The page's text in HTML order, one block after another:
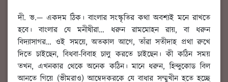
দী. ভ.— একদম ঠিক। বাংলার সংস্কৃতির কথা অবশ্যই মনে রাখতে
হবে। বাংলার যে মনীষীরা… ধরুন রামমোহন রায়, বা ধরুন
বিদ্যাসাগর… ওই সময়ে, অতকাল আগে, তাঁরা সতীদাহ প্রথা রুখে
দিতে চাইছেন, বিধবা-বিবাহ চালু করতে চাইছেন। কী কঠিন সময়
তখন, এখনকার থেকে অনেক কঠিন। মানে ধরুন, হিন্দুকোড বিল
আনতে গিয়ে (ভীমরাও) আম্বেদকরকে যে বাধার সম্মুখীন হতে হচ্ছে